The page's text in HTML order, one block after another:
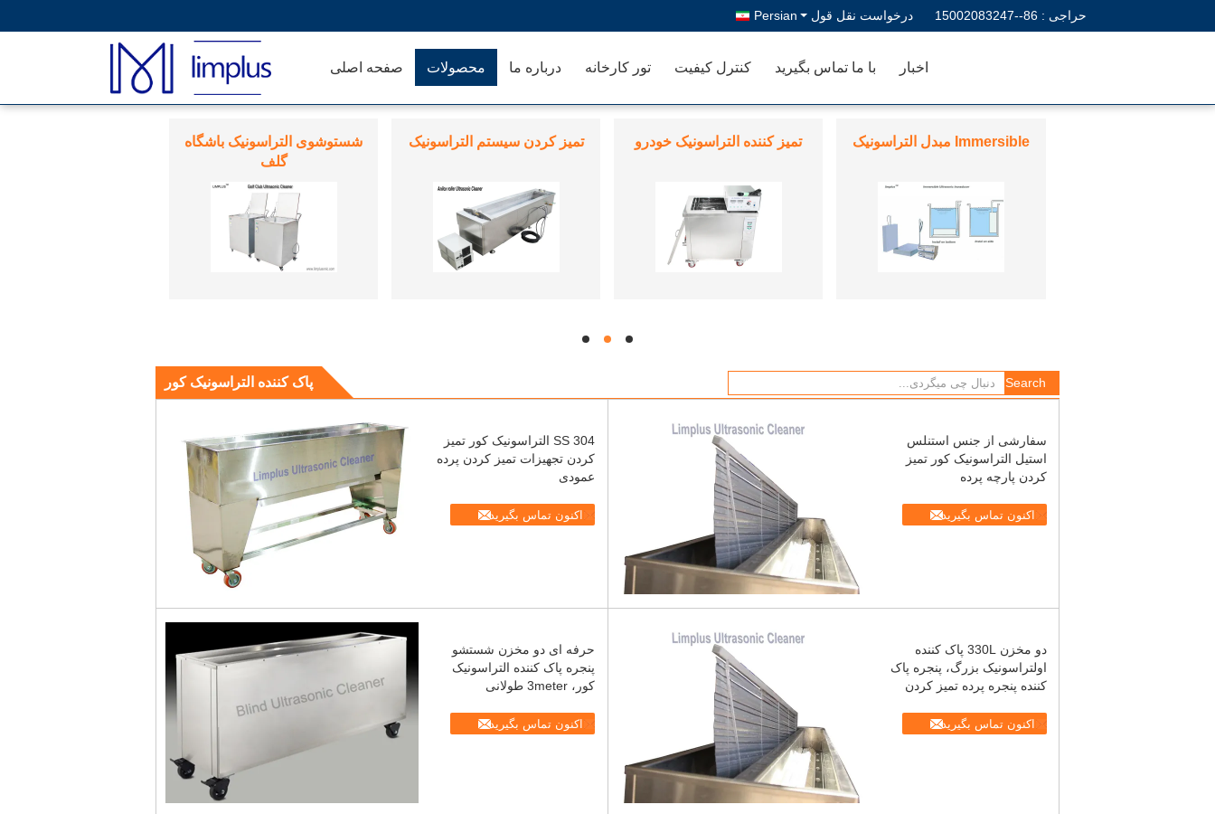
حراجی : 86--15002083247 درخواست نقل قول Persian
صفحه اصلی محصولات درباره ما تور کارخانه کنترل کیفیت با ما تماس بگیرید اخبار
تمیز کننده التراسونیک سفارشی پاک کننده التراسونیک کور اتومبیل ضبط داده دستگاه جوش التراسونیک
hd
hd
hd
پاک کننده التراسونیک کور
304 SS التراسونیک کور تمیز
کردن تجهیزات تمیز کردن پرده
عمودی
اکنون تماس بگیرید
سفارشی از جنس استنلس
استیل التراسونیک کور تمیز
کردن پارچه پرده
اکنون تماس بگیرید
حرفه ای دو مخزن شستشو
پنجره پاک کننده التراسونیک
کور، 3meter طولانی
اکنون تماس بگیرید
دو مخزن 330L پاک کننده
اولتراسونیک بزرگ، پنجره پاک
کننده پنجره پرده تمیز کردن
اکنون تماس بگیرید